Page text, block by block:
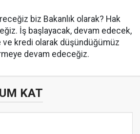
biz Bakanlık olarak? Hak
İş başlayacak, devam edecek,
ve kredi olarak düşündüğümüz
devam edeceğiz.
KAT